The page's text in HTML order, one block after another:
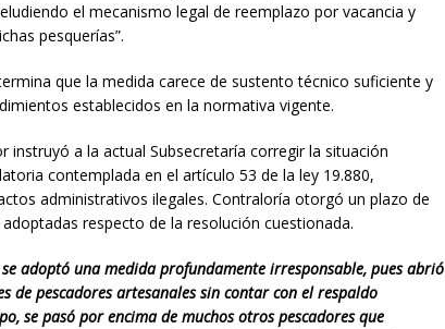
el mecanismo legal de reemplazo por vacancia y
pesquerías”.
que la medida carece de sustento técnico suficiente y
establecidos en la normativa vigente.
instruyó a la actual Subsecretaría corregir la situación
contemplada en el artículo 53 de la ley 19.880,
administrativos ilegales. Contraloría otorgó un plazo de
respecto de la resolución cuestionada.
adoptó una medida profundamente irresponsable, pues abrió
de pescadores artesanales sin contar con el respaldo
se pasó por encima de muchos otros pescadores que